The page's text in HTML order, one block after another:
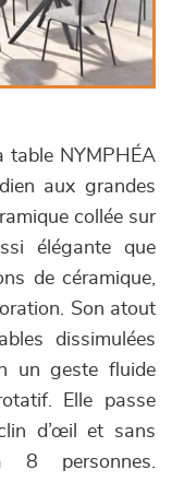
table NYMPHÉA
aux grandes
collée sur
élégante que
de céramique,
Son atout
dissimulées
un geste fluide
Elle passe
d’œil et sans
8 personnes.